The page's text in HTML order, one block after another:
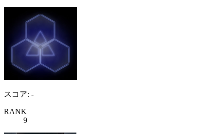
スコア: -
RANK
9